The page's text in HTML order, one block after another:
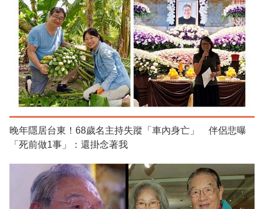
晚年隱居台東！68歲名主持失蹤「車內身亡」 伴侶悲曝
「死前做1事」：還掛念著我